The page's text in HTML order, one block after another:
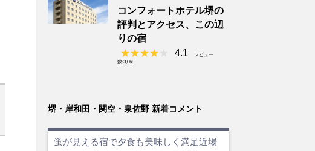
コンフォートホテル堺の
評判とアクセス、この辺
りの宿
4.1
レビュー
数:3,069
堺・岸和田・関空・泉佐野 新着コメント
蛍が見える宿で夕食も美味しく満足近場